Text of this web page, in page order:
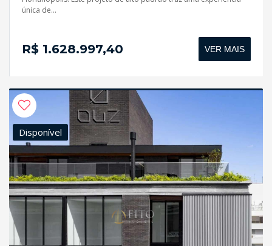
única de...
R$ 1.628.997,40 VER MAIS
Disponível